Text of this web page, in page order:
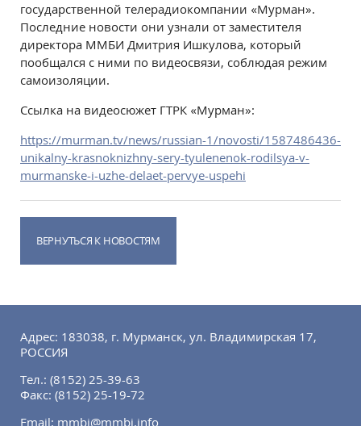
государственной телерадиокомпании «Мурман».
Последние новости они узнали от заместителя
директора ММБИ Дмитрия Ишкулова, который
пообщался с ними по видеосвязи, соблюдая режим
самоизоляции.
Ссылка на видеосюжет ГТРК «Мурман»:
https://murman.tv/news/russian-1/novosti/1587486436-
unikalny-krasnoknizhny-sery-tyulenenok-rodilsya-v-
murmanske-i-uzhe-delaet-pervye-uspehi
ВЕРНУТЬСЯ К НОВОСТЯМ
Адрес: 183038, г. Мурманск, ул. Владимирская 17,
РОССИЯ
Тел.: (8152) 25-39-63
Факс: (8152) 25-19-72
Email: mmbi@mmbi.info